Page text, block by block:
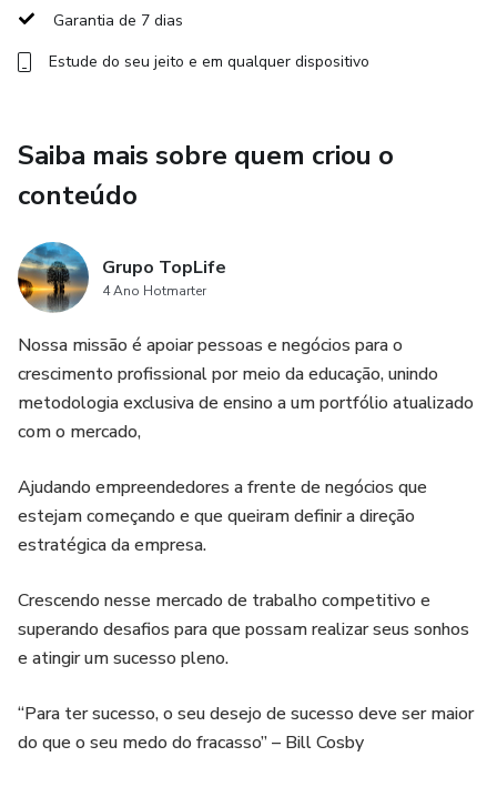
Garantia de 7 dias
Estude do seu jeito e em qualquer dispositivo
Saiba mais sobre quem criou o
conteúdo
Grupo TopLife
4 Ano Hotmarter
Nossa missão é apoiar pessoas e negócios para o
crescimento profissional por meio da educação, unindo
metodologia exclusiva de ensino a um portfólio atualizado
com o mercado,
Ajudando empreendedores a frente de negócios que
estejam começando e que queiram definir a direção
estratégica da empresa.
Crescendo nesse mercado de trabalho competitivo e
superando desafios para que possam realizar seus sonhos
e atingir um sucesso pleno.
“Para ter sucesso, o seu desejo de sucesso deve ser maior
do que o seu medo do fracasso” – Bill Cosby